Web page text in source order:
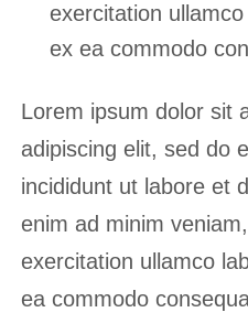
exercitation
ex ea commodo
Lorem ipsum dolor sit
adipiscing elit, sed do
incididunt ut labore et
enim ad minim
exercitation ullamco
ea commodo